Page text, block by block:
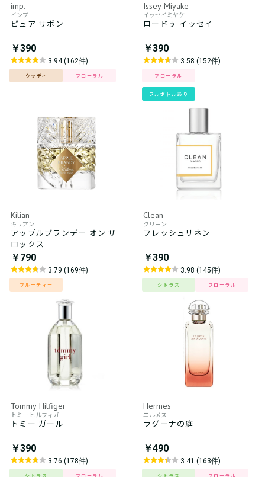
imp.
インプ
ピュア サボン
￥390
3.94 (162件)
ウッディ フローラル
Issey Miyake
イッセイミヤケ
ロードゥ イッセイ
￥390
3.58 (152件)
フローラル
フルボトルあり
Kilian
キリアン
アップルブランデー オン ザ
ロックス
￥790
3.79 (169件)
フルーティー
Clean
クリーン
フレッシュリネン
￥390
3.98 (145件)
シトラス フローラル
Tommy Hilfiger
トミー ヒルフィガー
トミー ガール
￥390
3.76 (178件)
シトラス フローラル
Hermes
エルメス
ラグーナの庭
￥490
3.41 (163件)
シトラス フローラル